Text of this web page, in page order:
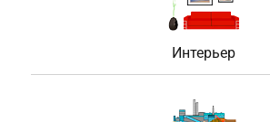
Интерьер